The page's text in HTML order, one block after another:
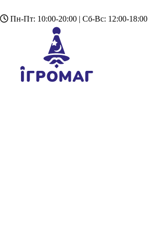
Пн-Пт: 10:00-20:00 | Сб-Вс: 12:00-18:00